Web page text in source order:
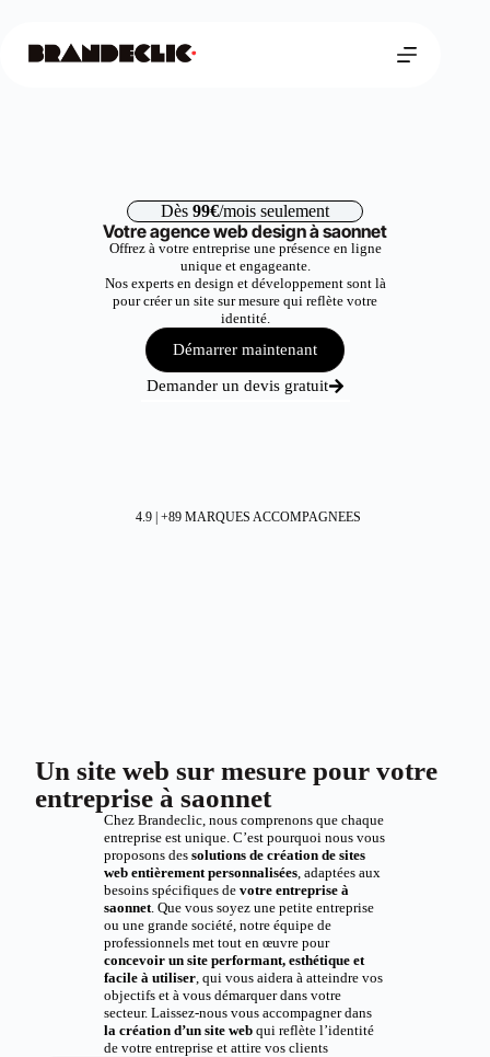
Dès 99€/mois seulement
Votre agence web design à saonnet
Offrez à votre entreprise une présence en ligne
unique et engageante.
Nos experts en design et développement sont là
pour créer un site sur mesure qui reflète votre
identité.
Démarrer maintenant
Demander un devis gratuit
4.9 | +89 MARQUES ACCOMPAGNEES
Un site web sur mesure pour votre
entreprise à saonnet
Chez Brandeclic, nous comprenons que chaque
entreprise est unique. C’est pourquoi nous vous
proposons des solutions de création de sites
web entièrement personnalisées, adaptées aux
besoins spécifiques de votre entreprise à
saonnet. Que vous soyez une petite entreprise
ou une grande société, notre équipe de
professionnels met tout en œuvre pour
concevoir un site performant, esthétique et
facile à utiliser, qui vous aidera à atteindre vos
objectifs et à vous démarquer dans votre
secteur. Laissez-nous vous accompagner dans
la création d’un site webqui reflète l’identité
de votre entreprise et attire vos clients